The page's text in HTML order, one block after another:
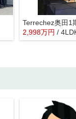
Terrechez奥田1
2,998万円 /